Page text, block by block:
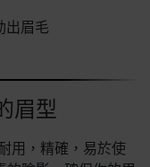
出眉毛
眉型
用，精確，易於使